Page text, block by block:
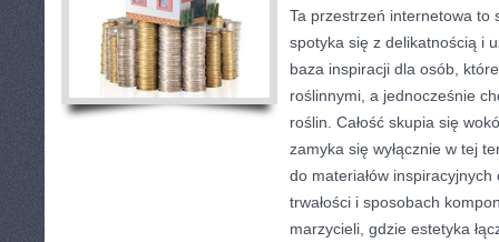
Ta przestrzeń internetowa to
spotyka się z delikatnością i
baza inspiracji dla osób,
roślinnymi, a jednocześnie
roślin. Całość skupia się
zamyka się wyłącznie w tej
do materiałów
trwałości i sposobach
marzycieli, gdzie estetyka